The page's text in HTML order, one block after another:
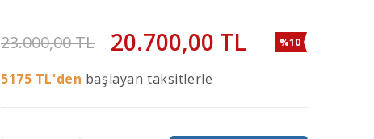
23.000,00TL 20.700,00 TL %10
5175 TL'den başlayan taksitlerle